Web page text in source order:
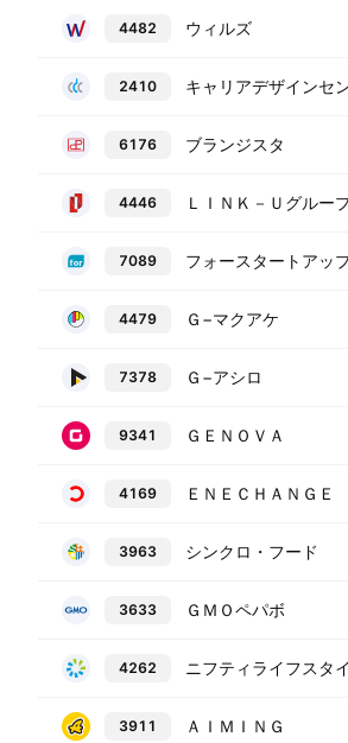
4482 ウィルズ
2410 キャリアデザインセ
6176 ブランジスタ
4446 ＬＩＮＫ－Ｕグルー
7089 フォースタートアッ
4479 Ｇ−マクアケ
7378 Ｇ−アシロ
9341 ＧＥＮＯＶＡ
4169 ＥＮＥＣＨＡＮＧＥ
3963 シンクロ・フード
3633 ＧＭＯペパボ
4262 ニフティライフスタ
3911 ＡＩＭＩＮＧ